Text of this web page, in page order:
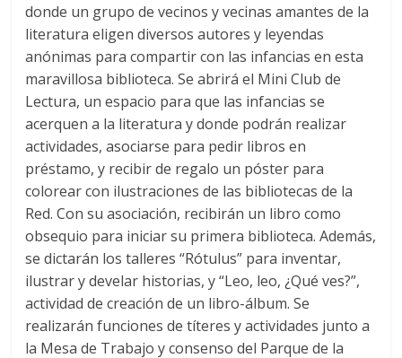
donde un grupo de vecinos y vecinas amantes de la
literatura eligen diversos autores y leyendas
anónimas para compartir con las infancias en esta
maravillosa biblioteca. Se abrirá el Mini Club de
Lectura, un espacio para que las infancias se
acerquen a la literatura y donde podrán realizar
actividades, asociarse para pedir libros en
préstamo, y recibir de regalo un póster para
colorear con ilustraciones de las bibliotecas de la
Red. Con su asociación, recibirán un libro como
obsequio para iniciar su primera biblioteca. Además,
se dictarán los talleres “Rótulus” para inventar,
ilustrar y develar historias, y “Leo, leo, ¿Qué ves?”,
actividad de creación de un libro-álbum. Se
realizarán funciones de títeres y actividades junto a
la Mesa de Trabajo y consenso del Parque de la